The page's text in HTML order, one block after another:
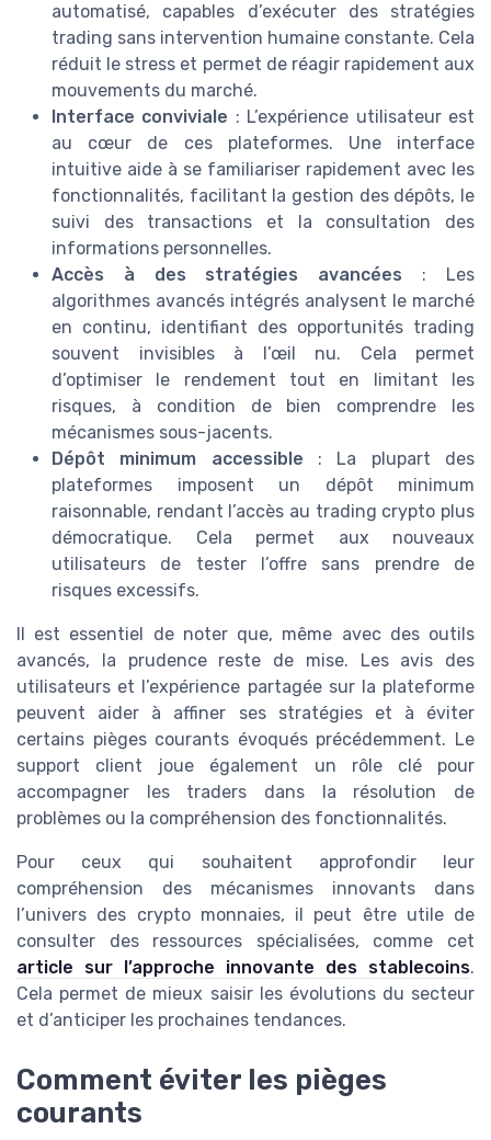
automatisé, capables d’exécuter des stratégies
trading sans intervention humaine constante. Cela
réduit le stress et permet de réagir rapidement aux
mouvements du marché.
Interface conviviale : L’expérience utilisateur est
au cœur de ces plateformes. Une interface
intuitive aide à se familiariser rapidement avec les
fonctionnalités, facilitant la gestion des dépôts, le
suivi des transactions et la consultation des
informations personnelles.
Accès à des stratégies avancées : Les
algorithmes avancés intégrés analysent le marché
en continu, identifiant des opportunités trading
souvent invisibles à l’œil nu. Cela permet
d’optimiser le rendement tout en limitant les
risques, à condition de bien comprendre les
mécanismes sous-jacents.
Dépôt minimum accessible : La plupart des
plateformes imposent un dépôt minimum
raisonnable, rendant l’accès au trading crypto plus
démocratique. Cela permet aux nouveaux
utilisateurs de tester l’offre sans prendre de
risques excessifs.
Il est essentiel de noter que, même avec des outils
avancés, la prudence reste de mise. Les avis des
utilisateurs et l’expérience partagée sur la plateforme
peuvent aider à affiner ses stratégies et à éviter
certains pièges courants évoqués précédemment. Le
support client joue également un rôle clé pour
accompagner les traders dans la résolution de
problèmes ou la compréhension des fonctionnalités.
Pour ceux qui souhaitent approfondir leur
compréhension des mécanismes innovants dans
l’univers des crypto monnaies, il peut être utile de
consulter des ressources spécialisées, comme cet
article sur l’approche innovante des stablecoins.
Cela permet de mieux saisir les évolutions du secteur
et d’anticiper les prochaines tendances.
Comment éviter les pièges
courants